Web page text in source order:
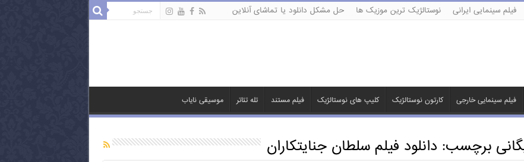
فیلم سینمایی ایرانی نوستالژیک ترین موزیک ها حل مشکل دانلود یا تماشای آنلاین
فیلم سینمایی خارجی کارتون نوستالژیک کلیپ های نوستالژیک فیلم مستند تله تئاتر موسیقی نایاب
برچسب: دانلود فیلم سلطان جنایتکاران